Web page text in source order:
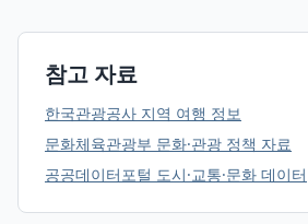
참고 자료
한국관광공사 지역 여행 정보
문화체육관광부 문화·관광 정책 자료
공공데이터포털 도시·교통·문화 데이터